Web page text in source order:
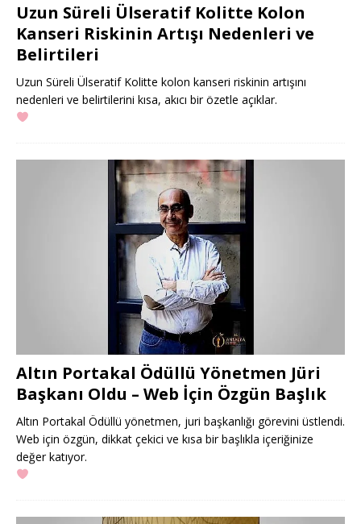
Uzun Süreli Ülseratif Kolitte Kolon
Kanseri Riskinin Artışı Nedenleri ve
Belirtileri
Uzun Süreli Ülseratif Kolitte kolon kanseri riskinin artışını
nedenleri ve belirtilerini kısa, akıcı bir özetle açıklar.
Altın Portakal Ödüllü Yönetmen Jüri
Başkanı Oldu – Web İçin Özgün Başlık
Altın Portakal Ödüllü yönetmen, juri başkanlığı görevini üstlendi.
Web için özgün, dikkat çekici ve kısa bir başlıkla içeriğinize
değer katıyor.